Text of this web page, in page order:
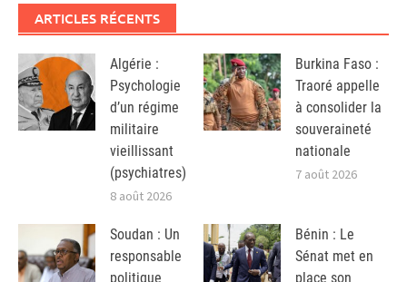
ARTICLES RÉCENTS
Algérie :
Psychologie
d’un régime
militaire
vieillissant
(psychiatres)
8 août 2026
Burkina Faso :
Traoré appelle
à consolider la
souveraineté
nationale
7 août 2026
Soudan : Un
responsable
politique
Bénin : Le
Sénat met en
place son